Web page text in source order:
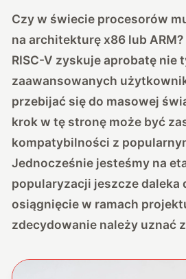
Czy w świecie procesorów
na architekturę x86 lub
RISC-V zyskuje aprobatę nie
zaawansowanych
przebijać się do masowej
krok w tę stronę może być
kompatybilności z
Jednocześnie jesteśmy na
popularyzacji jeszcze daleka
osiągnięcie w ramach
zdecydowanie należy uznać